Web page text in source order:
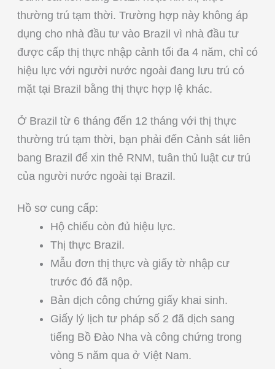
thường trú tạm thời. Trường hợp này không áp
dụng cho nhà đầu tư vào Brazil vì nhà đầu tư
được cấp thị thực nhập cảnh tối đa 4 năm, chỉ có
hiệu lực với người nước ngoài đang lưu trú có
mặt tại Brazil bằng thị thực hợp lệ khác.
Ở Brazil từ 6 tháng đến 12 tháng với thị thực
thường trú tạm thời, bạn phải đến Cảnh sát liên
bang Brazil để xin thẻ RNM, tuân thủ luật cư trú
của người nước ngoài tại Brazil.
Hồ sơ cung cấp:
Hộ chiếu còn đủ hiệu lực.
Thị thực Brazil.
Mẫu đơn thị thực và giấy tờ nhập cư
trước đó đã nộp.
Bản dịch công chứng giấy khai sinh.
Giấy lý lịch tư pháp số 2 đã dịch sang
tiếng Bồ Đào Nha và công chứng trong
vòng 5 năm qua ở Việt Nam.